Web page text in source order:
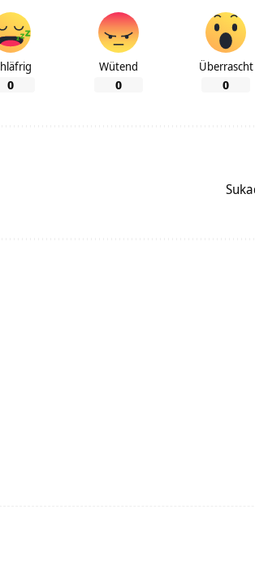
0
Wütend
0
Überrascht
0